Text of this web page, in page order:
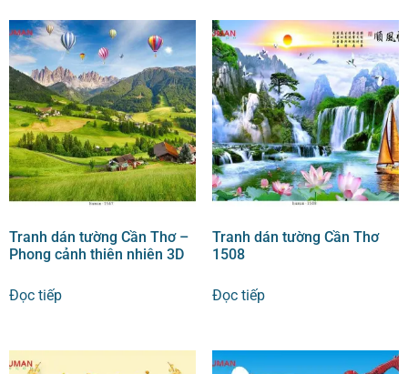
Tranh dán tường Cần Thơ –
Phong cảnh thiên nhiên 3D
Đọc tiếp
Tranh dán tường Cần Thơ
1508
Đọc tiếp